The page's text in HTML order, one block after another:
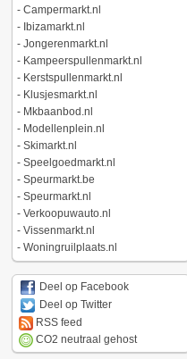
- Campermarkt.nl
- Ibizamarkt.nl
- Jongerenmarkt.nl
- Kampeerspullenmarkt.nl
- Kerstspullenmarkt.nl
- Klusjesmarkt.nl
- Mkbaanbod.nl
- Modellenplein.nl
- Skimarkt.nl
- Speelgoedmarkt.nl
- Speurmarkt.be
- Speurmarkt.nl
- Verkoopuwauto.nl
- Vissenmarkt.nl
- Woningruilplaats.nl
Deel op Facebook
Deel op Twitter
RSS feed
CO2 neutraal gehost